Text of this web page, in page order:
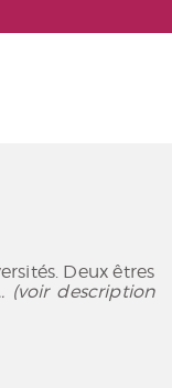
Deux êtres
(voir description